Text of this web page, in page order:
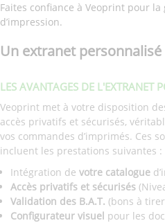
Faites confiance à Veoprint pour
d’impression.
Un extranet personnalisé
LES AVANTAGES DE L'EXTRANET
Veoprint met à votre disposition
accès privatifs et sécurisés,
vos commandes d’imprimés. Ces
incluent les prestations suivantes :
Intégration de votre catalogue
Accès privatifs et sécurisés
Validation des B.A.T. (bons à
Configurateur visuel pour les